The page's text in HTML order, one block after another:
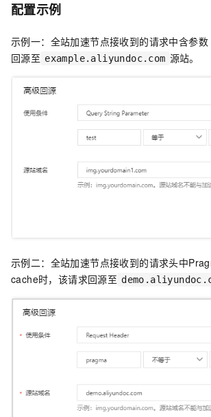
配置示例
示例一：全站加速节点接收到的请求中含参
回源至 example.aliyundoc.com 源站。
示例二：全站加速节点接收到的请求头中
cache时，该请求回源至